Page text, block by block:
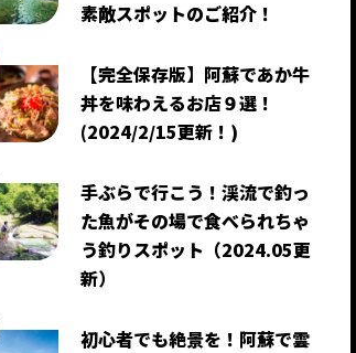
素敵スポットのご紹介！
【完全保存版】阿蘇であか牛
丼を味わえるお店９選！
(2024/2/15更新！)
手ぶらで行こう！渓流で釣っ
た魚がその場で食べられちゃ
う釣りスポット（2024.05更
新）
初心者でも絶景を！阿蘇で雲